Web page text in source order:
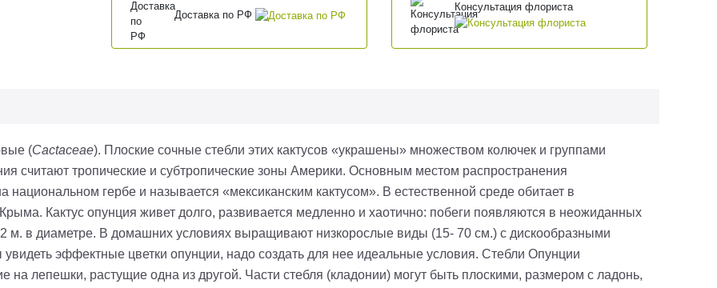
Доставка по РФ
Консультация флориста
(Cactaceae). Плоские сочные стебли этих кактусов «украшены» множеством колючек и группами
считают тропические и субтропические зоны Америки. Основным местом распространения
национальном гербе и называется «мексиканским кактусом». В естественной среде обитает в
Кактус опунция живет долго, развивается медленно и хаотично: побеги появляются в неожиданных
м. в диаметре. В домашних условиях выращивают низкорослые виды (15- 70 см.) с дискообразными
эффектные цветки опунции, надо создать для нее идеальные условия. Стебли Опунции
на лепешки, растущие одна из другой. Части стебля (кладонии) могут быть плоскими, размером с ладонь,